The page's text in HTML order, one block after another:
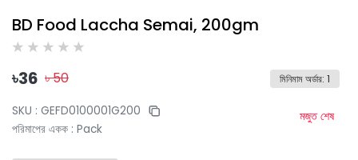
BD Food Laccha Semai, 200gm
৳36 ৳50 মিনিমাম অর্ডার: 1
SKU : GEFD0100001G200
পরিমাপের একক : Pack
মজুত শেষ